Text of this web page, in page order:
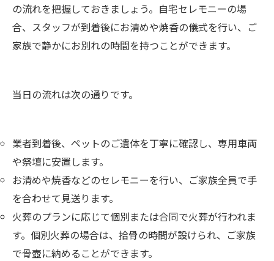
の流れを把握しておきましょう。自宅セレモニーの場
合、スタッフが到着後にお清めや焼香の儀式を行い、ご
家族で静かにお別れの時間を持つことができます。
当日の流れは次の通りです。
業者到着後、ペットのご遺体を丁寧に確認し、専用車両
や祭壇に安置します。
お清めや焼香などのセレモニーを行い、ご家族全員で手
を合わせて見送ります。
火葬のプランに応じて個別または合同で火葬が行われま
す。個別火葬の場合は、拾骨の時間が設けられ、ご家族
で骨壺に納めることができます。